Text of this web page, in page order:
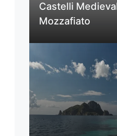
Castelli
Mozzafiato